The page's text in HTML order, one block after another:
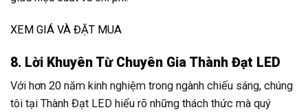
XEM GIÁ VÀ ĐẶT MUA
8. Lời Khuyên Từ Chuyên Gia Thành Đạt LED
Với hơn 20 năm kinh nghiệm trong ngành chiếu sáng, chúng
tôi tại Thành Đạt LED hiểu rõ những thách thức mà quý